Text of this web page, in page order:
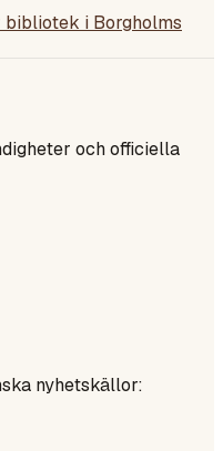
bibliotek i Borgholms
och officiella
nyhetskällor: